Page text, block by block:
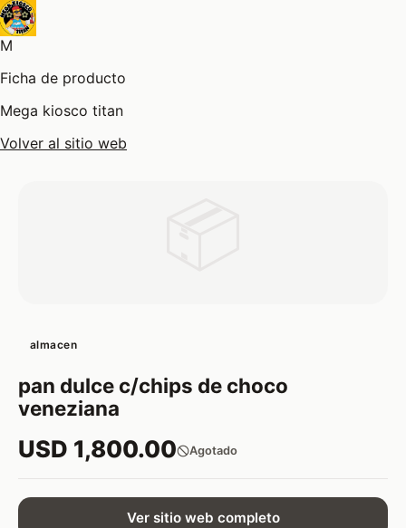
M
Ficha de producto
Mega kiosco titan
Volver al sitio web
almacen
pan dulce c/chips de choco
veneziana
USD 1,800.00 Agotado
Ver sitio web completo